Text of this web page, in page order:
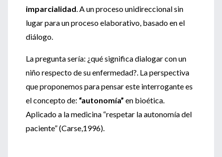
imparcialidad. A un proceso unidireccional sin
lugar para un proceso elaborativo, basado en el
diálogo.
La pregunta sería: ¿qué significa dialogar con un
niño respecto de su enfermedad?. La perspectiva
que proponemos para pensar este interrogante es
el concepto de: “autonomía” en bioética.
Aplicado a la medicina “respetar la autonomía del
paciente” (Carse,1996).